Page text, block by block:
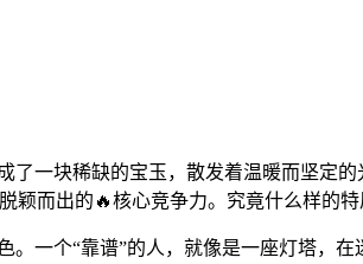
了一块稀缺的宝玉，散发着温暖而坚定
而出的🔥核心竞争力。究竟什么样的
。一个“靠谱”的人，就像是一座灯塔，